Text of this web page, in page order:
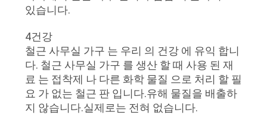
PRIVACY
POLICY
있습니다.
4건강
철근 사무실 가구 는 우리 의 건강 에 유익 합니
다. 철근 사무실 가구 를 생산 할 때 사용 된 재
료 는 접착제 나 다른 화학 물질 으로 처리 할 필
요 가 없는 철근 판 입니다.유해 물질을 배출하
지 않습니다.실제로는 전혀 없습니다.